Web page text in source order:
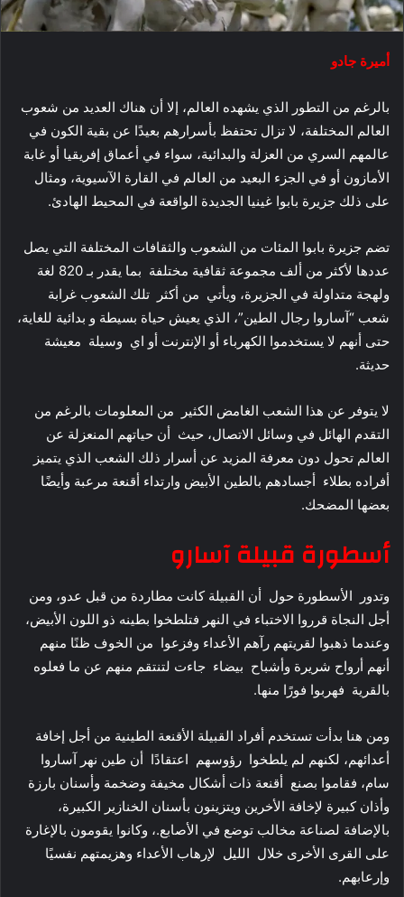
أميرة جادو
بالرغم من التطور الذي يشهده العالم، إلا أن هناك العديد من شعوب
العالم المختلفة، لا تزال تحتفظ بأسرارهم بعيدًا عن بقية الكون في
عالمهم السري من العزلة والبدائية، سواء في أعماق إفريقيا أو غابة
الأمازون أو في الجزء البعيد من العالم في القارة الآسيوية، ومثال
على ذلك جزيرة بابوا غينيا الجديدة الواقعة في المحيط الهادئ.
تضم جزيرة بابوا المئات من الشعوب والثقافات المختلفة التي يصل
عددها لأكثر من ألف مجموعة ثقافية مختلفة بما يقدر بـ 820 لغة
ولهجة متداولة في الجزيرة، ويأتي من أكثر تلك الشعوب غرابة
شعب “آساروا رجال الطين”، الذي يعيش حياة بسيطة و بدائية للغاية،
حتى أنهم لا يستخدموا الكهرباء أو الإنترنت أو اي وسيلة معيشة
حديثة.
لا يتوفر عن هذا الشعب الغامض الكثير من المعلومات بالرغم من
التقدم الهائل في وسائل الاتصال، حيث أن حياتهم المنعزلة عن
العالم تحول دون معرفة المزيد عن أسرار ذلك الشعب الذي يتميز
أفراده بطلاء أجسادهم بالطين الأبيض وارتداء أقنعة مرعبة وأيضًا
بعضها المضحك.
أسطورة قبيلة آسارو
وتدور الأسطورة حول أن القبيلة كانت مطاردة من قبل عدو، ومن
أجل النجاة قرروا الاختباء في النهر فتلطخوا بطينه ذو اللون الأبيض،
وعندما ذهبوا لقريتهم رآهم الأعداء وفزعوا من الخوف ظنًا منهم
أنهم أرواح شريرة وأشباح بيضاء جاءت لتنتقم منهم عن ما فعلوه
بالقرية فهربوا فورًا منها.
ومن هنا بدأت تستخدم أفراد القبيلة الأقنعة الطينية من أجل إخافة
أعدائهم، لكنهم لم يلطخوا رؤوسهم اعتقادًا أن طين نهر آساروا
سام، فقاموا بصنع أقنعة ذات أشكال مخيفة وضخمة وأسنان بارزة
وأذان كبيرة لإخافة الأخرين ويتزينون بأسنان الخنازير الكبيرة،
بالإضافة لصناعة مخالب توضع في الأصابع.، وكانوا يقومون بالإغارة
على القرى الأخرى خلال الليل لإرهاب الأعداء وهزيمتهم نفسيًا
وإرعابهم.